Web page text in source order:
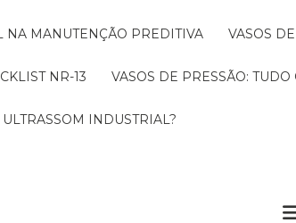
NA MANUTENÇÃO PREDITIVA VASOS
NR-13 VASOS DE PRESSÃO:
INDUSTRIAL?